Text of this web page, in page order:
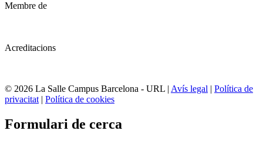
Membre de
Acreditacions
© 2026 La Salle Campus Barcelona - URL | Avís legal | Política de
privacitat | Política de cookies
Formulari de cerca